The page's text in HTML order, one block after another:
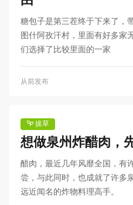
糖包子是第三茬终于下来了，
图什阿孜汗村，里面有好多家
们选择了比较里面的一家
从前发布
拔草
想做泉州炸醋肉，
醋肉，最近几年风靡全国，有
尝，与此同时，也成就了许多
远近闻名的炸物料理高手。